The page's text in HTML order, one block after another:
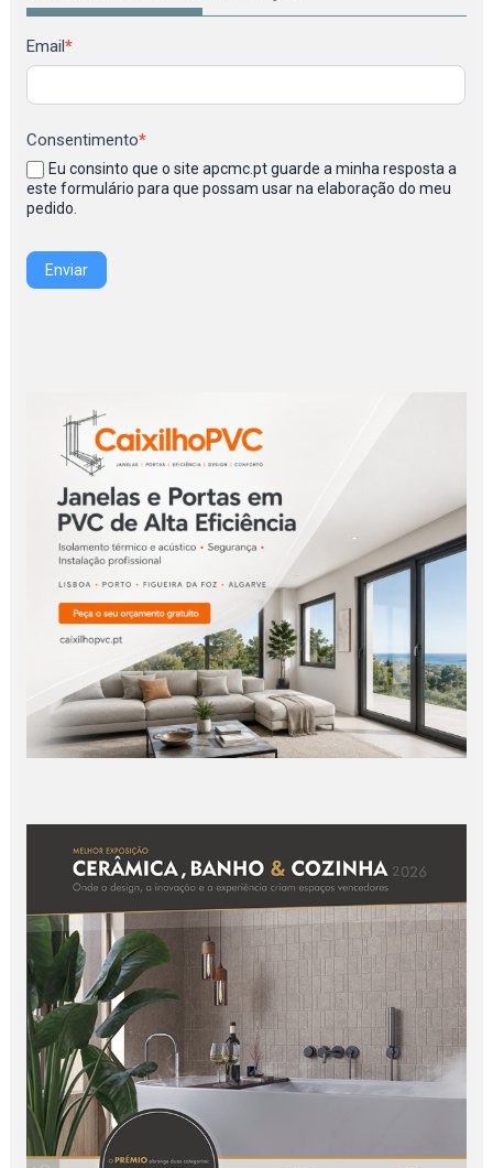
Newsletter
Email*
Consentimento*
Eu consinto que o site apcmc.pt guarde a minha resposta a
este formulário para que possam usar na elaboração do meu
pedido.
Enviar